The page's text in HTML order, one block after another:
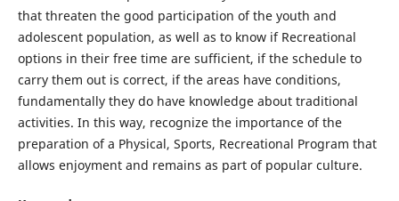
that threaten the good participation of the youth and
adolescent population, as well as to know if Recreational
options in their free time are sufficient, if the schedule to
carry them out is correct, if the areas have conditions,
fundamentally they do have knowledge about traditional
activities. In this way, recognize the importance of the
preparation of a Physical, Sports, Recreational Program that
allows enjoyment and remains as part of popular culture.